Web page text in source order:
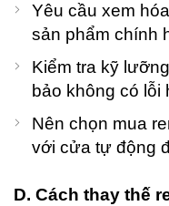
Yêu cầu xem
sản phẩm chính
Kiểm tra kỹ
bảo không có lỗi
Nên chọn mua
với cửa tự động
D. Cách thay thế